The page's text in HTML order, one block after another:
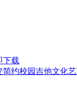
下载
简约校园吉他文化